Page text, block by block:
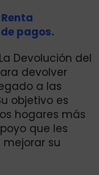
pagos.
Devolución del
devolver
a las
objetivo es
hogares más
que les
su